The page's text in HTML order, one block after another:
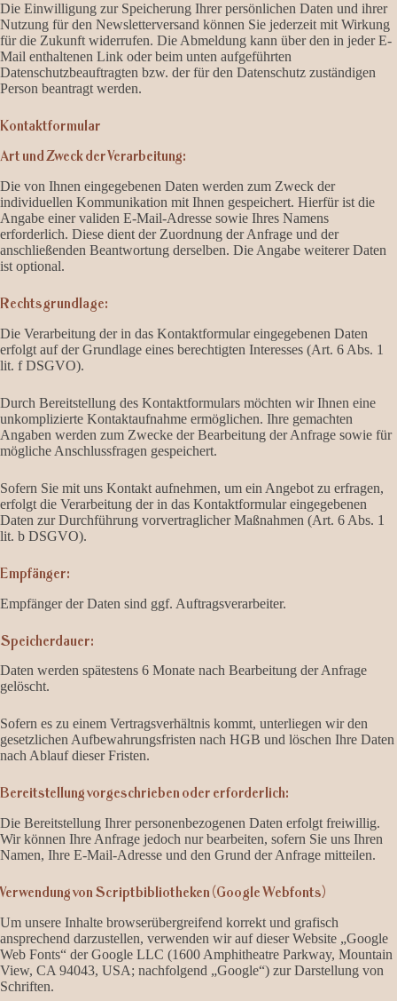
Die Einwilligung zur Speicherung Ihrer persönlichen Daten und ihrer
Nutzung für den Newsletterversand können Sie jederzeit mit Wirkung
für die Zukunft widerrufen. Die Abmeldung kann über den in jeder E-
Mail enthaltenen Link oder beim unten aufgeführten
Datenschutzbeauftragten bzw. der für den Datenschutz zuständigen
Person beantragt werden.
Kontaktformular
Art und Zweck der Verarbeitung:
Die von Ihnen eingegebenen Daten werden zum Zweck der
individuellen Kommunikation mit Ihnen gespeichert. Hierfür ist die
Angabe einer validen E-Mail-Adresse sowie Ihres Namens
erforderlich. Diese dient der Zuordnung der Anfrage und der
anschließenden Beantwortung derselben. Die Angabe weiterer Daten
ist optional.
Rechtsgrundlage:
Die Verarbeitung der in das Kontaktformular eingegebenen Daten
erfolgt auf der Grundlage eines berechtigten Interesses (Art. 6 Abs. 1
lit. f DSGVO).
Durch Bereitstellung des Kontaktformulars möchten wir Ihnen eine
unkomplizierte Kontaktaufnahme ermöglichen. Ihre gemachten
Angaben werden zum Zwecke der Bearbeitung der Anfrage sowie für
mögliche Anschlussfragen gespeichert.
Sofern Sie mit uns Kontakt aufnehmen, um ein Angebot zu erfragen,
erfolgt die Verarbeitung der in das Kontaktformular eingegebenen
Daten zur Durchführung vorvertraglicher Maßnahmen (Art. 6 Abs. 1
lit. b DSGVO).
Empfänger:
Empfänger der Daten sind ggf. Auftragsverarbeiter.
Speicherdauer:
Daten werden spätestens 6 Monate nach Bearbeitung der Anfrage
gelöscht.
Sofern es zu einem Vertragsverhältnis kommt, unterliegen wir den
gesetzlichen Aufbewahrungsfristen nach HGB und löschen Ihre Daten
nach Ablauf dieser Fristen.
Bereitstellung vorgeschrieben oder erforderlich:
Die Bereitstellung Ihrer personenbezogenen Daten erfolgt freiwillig.
Wir können Ihre Anfrage jedoch nur bearbeiten, sofern Sie uns Ihren
Namen, Ihre E-Mail-Adresse und den Grund der Anfrage mitteilen.
Verwendung von Scriptbibliotheken (Google Webfonts)
Um unsere Inhalte browserübergreifend korrekt und grafisch
ansprechend darzustellen, verwenden wir auf dieser Website „Google
Web Fonts“ der Google LLC (1600 Amphitheatre Parkway, Mountain
View, CA 94043, USA; nachfolgend „Google“) zur Darstellung von
Schriften.